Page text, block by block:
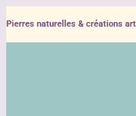
Pierres naturelles & créations